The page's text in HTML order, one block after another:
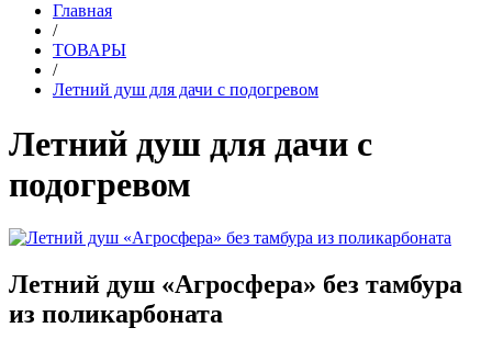
Главная
/
ТОВАРЫ
/
Летний душ для дачи с подогревом
Летний душ для дачи с
подогревом
Летний душ «Агросфера» без тамбура
из поликарбоната